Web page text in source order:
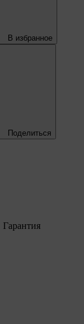
В избранное
Поделиться
Гарантия